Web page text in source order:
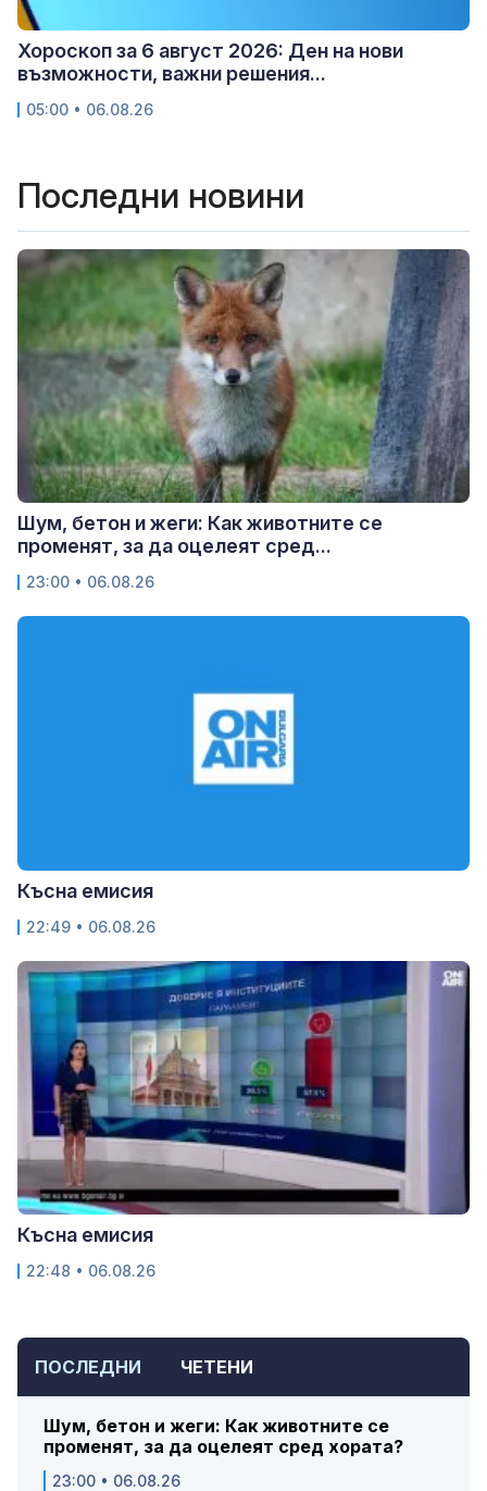
ПОСЛЕДНИ ЧЕТЕНИ
Шум, бетон и жеги: Как животните се
променят, за да оцелеят сред хората?
23:00 • 06.08.26
Хороскоп за 6 август 2026: Ден на нови
възможности, важни решения...
05:00 • 06.08.26
Последни новини
Шум, бетон и жеги: Как животните се
променят, за да оцелеят сред...
23:00 • 06.08.26
Късна емисия
22:49 • 06.08.26
Късна емисия
22:48 • 06.08.26